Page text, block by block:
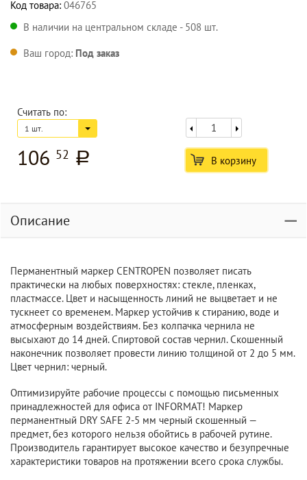
Код товара: 046765
В наличии на центральном складе - 508 шт.
Ваш город: Под заказ
Считать по:
1 шт.
106 52 a В корзину
Описание
Перманентный маркер CENTROPEN позволяет писать
практически на любых поверхностях: стекле, пленках,
пластмассе. Цвет и насыщенность линий не выцветает и не
тускнеет со временем. Маркер устойчив к стиранию, воде и
атмосферным воздействиям. Без колпачка чернила не
высыхают до 14 дней. Спиртовой состав чернил. Скошенный
наконечник позволяет провести линию толщиной от 2 до 5 мм.
Цвет чернил: черный.
Оптимизируйте рабочие процессы с помощью письменных
принадлежностей для офиса от INFORMAT! Маркер
перманентный DRY SAFE 2-5 мм черный скошенный —
предмет, без которого нельзя обойтись в рабочей рутине.
Производитель гарантирует высокое качество и безупречные
характеристики товаров на протяжении всего срока службы.